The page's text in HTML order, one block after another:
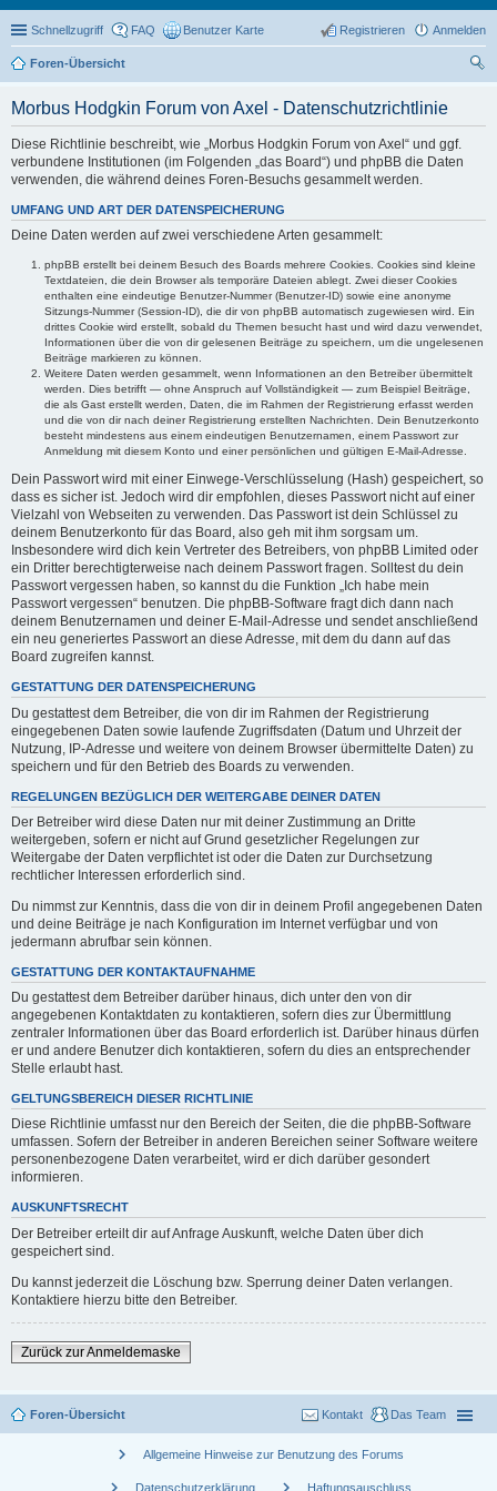
Schnellzugriff FAQ Benutzer Karte Anmelden
Registrieren
Foren-Übersicht
Morbus Hodgkin Forum von Axel - Datenschutzrichtlinie
Diese Richtlinie beschreibt, wie „Morbus Hodgkin Forum von Axel“ und ggf.
verbundene Institutionen (im Folgenden „das Board“) und phpBB die Daten
verwenden, die während deines Foren-Besuchs gesammelt werden.
UMFANG UND ART DER DATENSPEICHERUNG
Deine Daten werden auf zwei verschiedene Arten gesammelt:
phpBB erstellt bei deinem Besuch des Boards mehrere Cookies. Cookies sind kleine
Textdateien, die dein Browser als temporäre Dateien ablegt. Zwei dieser Cookies
enthalten eine eindeutige Benutzer-Nummer (Benutzer-ID) sowie eine anonyme
Sitzungs-Nummer (Session-ID), die dir von phpBB automatisch zugewiesen wird. Ein
drittes Cookie wird erstellt, sobald du Themen besucht hast und wird dazu verwendet,
Informationen über die von dir gelesenen Beiträge zu speichern, um die ungelesenen
Beiträge markieren zu können.
Weitere Daten werden gesammelt, wenn Informationen an den Betreiber übermittelt
werden. Dies betrifft — ohne Anspruch auf Vollständigkeit — zum Beispiel Beiträge,
die als Gast erstellt werden, Daten, die im Rahmen der Registrierung erfasst werden
und die von dir nach deiner Registrierung erstellten Nachrichten. Dein Benutzerkonto
besteht mindestens aus einem eindeutigen Benutzernamen, einem Passwort zur
Anmeldung mit diesem Konto und einer persönlichen und gültigen E-Mail-Adresse.
Dein Passwort wird mit einer Einwege-Verschlüsselung (Hash) gespeichert, so
dass es sicher ist. Jedoch wird dir empfohlen, dieses Passwort nicht auf einer
Vielzahl von Webseiten zu verwenden. Das Passwort ist dein Schlüssel zu
deinem Benutzerkonto für das Board, also geh mit ihm sorgsam um.
Insbesondere wird dich kein Vertreter des Betreibers, von phpBB Limited oder
ein Dritter berechtigterweise nach deinem Passwort fragen. Solltest du dein
Passwort vergessen haben, so kannst du die Funktion „Ich habe mein
Passwort vergessen“ benutzen. Die phpBB-Software fragt dich dann nach
deinem Benutzernamen und deiner E-Mail-Adresse und sendet anschließend
ein neu generiertes Passwort an diese Adresse, mit dem du dann auf das
Board zugreifen kannst.
GESTATTUNG DER DATENSPEICHERUNG
Du gestattest dem Betreiber, die von dir im Rahmen der Registrierung
eingegebenen Daten sowie laufende Zugriffsdaten (Datum und Uhrzeit der
Nutzung, IP-Adresse und weitere von deinem Browser übermittelte Daten) zu
speichern und für den Betrieb des Boards zu verwenden.
REGELUNGEN BEZÜGLICH DER WEITERGABE DEINER DATEN
Der Betreiber wird diese Daten nur mit deiner Zustimmung an Dritte
weitergeben, sofern er nicht auf Grund gesetzlicher Regelungen zur
Weitergabe der Daten verpflichtet ist oder die Daten zur Durchsetzung
rechtlicher Interessen erforderlich sind.
Du nimmst zur Kenntnis, dass die von dir in deinem Profil angegebenen Daten
und deine Beiträge je nach Konfiguration im Internet verfügbar und von
jedermann abrufbar sein können.
GESTATTUNG DER KONTAKTAUFNAHME
Du gestattest dem Betreiber darüber hinaus, dich unter den von dir
angegebenen Kontaktdaten zu kontaktieren, sofern dies zur Übermittlung
zentraler Informationen über das Board erforderlich ist. Darüber hinaus dürfen
er und andere Benutzer dich kontaktieren, sofern du dies an entsprechender
Stelle erlaubt hast.
GELTUNGSBEREICH DIESER RICHTLINIE
Diese Richtlinie umfasst nur den Bereich der Seiten, die die phpBB-Software
umfassen. Sofern der Betreiber in anderen Bereichen seiner Software weitere
personenbezogene Daten verarbeitet, wird er dich darüber gesondert
informieren.
AUSKUNFTSRECHT
Der Betreiber erteilt dir auf Anfrage Auskunft, welche Daten über dich
gespeichert sind.
Du kannst jederzeit die Löschung bzw. Sperrung deiner Daten verlangen.
Kontaktiere hierzu bitte den Betreiber.
Zurück zur Anmeldemaske
Foren-Übersicht Das Team
Kontakt
chevron_right Allgemeine Hinweise zur Benutzung des Forums
Datenschutzerklärung Haftungsauschluss